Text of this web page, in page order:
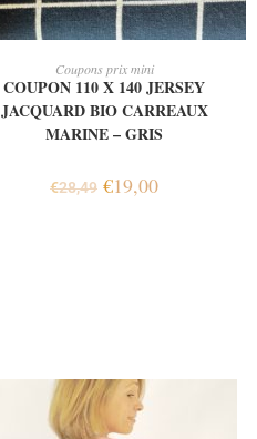
Coupons prix mini
COUPON 110 X 140 JERSEY
JACQUARD BIO CARREAUX
MARINE – GRIS
€28,49 €19,00